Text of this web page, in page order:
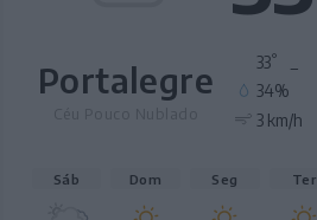
Portalegre 33°
34%
3 km/h
Sáb Dom Seg Ter